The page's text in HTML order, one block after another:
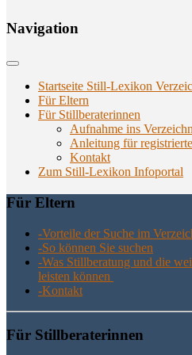
Navi­ga­ti­on
Startseite Still-Lexikon
Für Eltern
Für Stillberaterinnen
Aufnahme ins
Anlei­tung für
Kon­takt
Zum Still-Lexikon Infoportal
Für Eltern
-Vor­tei­le der Suche im
-So kön­nen Sie suchen
-Was Still­be­ra­tung und die
leis­ten können
-Kon­takt
Für Still­be­ra­te­rin­nen